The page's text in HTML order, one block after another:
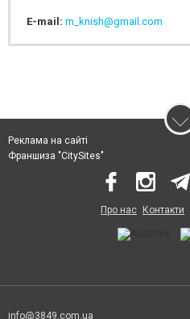
E-mail: m_knish@gmail.com
Реклама на сайті
Франшиза "CitySites"
Про нас Контакти
info@3849.com.ua